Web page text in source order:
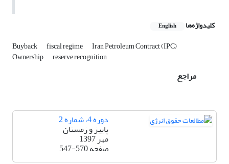
کلیدواژه‌ها English
Buyback fiscal regime Iran Petroleum Contract (IPC)
Ownership reserve recognition
مراجع
دوره 4، شماره 2
پاییز و زمستان
مهر 1397
صفحه547-570